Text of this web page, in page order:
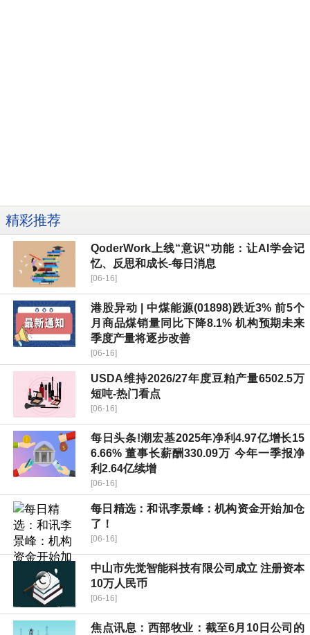
精彩推荐
QoderWork上线“意识“功能：让AI学会记
忆、反思和成长-每日消息
[06-16]
港股异动 | 中煤能源(01898)跌近3% 前5个
月商品煤销量同比下降8.1% 机构预期未来
季度产量将逐步改善
[06-16]
USDA维持2026/27年度豆粕产量6502.5万
短吨-热门看点
[06-16]
每日头条!潮宏基2025年净利4.97亿增长15
6.66% 董事长薪酬330.09万 今年一季报净
利2.64亿续增
[06-16]
每日精选：和讯李景峰：机构资金开始加仓
了！
[06-16]
中山市先觉智能科技有限公司成立 注册资本
10万人民币
[06-16]
焦点讯息：西部牧业：截至6月10日公司的